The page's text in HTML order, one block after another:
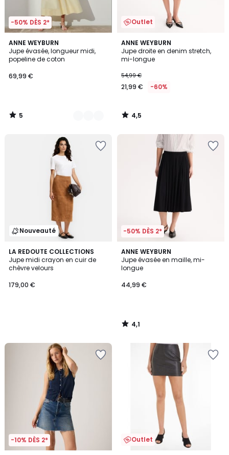
-50% DÈS 2*
ANNE WEYBURN
Jupe évasée, longueur midi,
popeline de coton
69,99 €
5
/
5
2
Couleurs
5
/
Outlet
ANNE WEYBURN
Jupe droite en denim stretch,
mi-longue
54,99 €
21,99 € -60%
4,5
/ 5
4,5
/
Nouveauté
LA REDOUTE COLLECTIONS
Jupe midi crayon en cuir de
chèvre velours
179,00 €
-50% DÈS 2*
ANNE WEYBURN
Jupe évasée en maille, mi-
longue
44,99 €
4,1
/ 5
4,1
/
-10% DÈS 2* Outlet